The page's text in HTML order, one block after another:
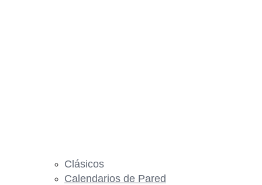
Clásicos
Calendarios de Pared